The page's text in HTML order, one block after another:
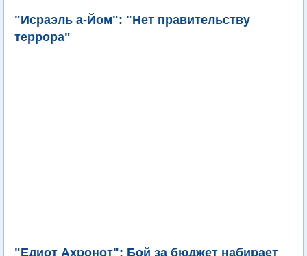
"Исраэль а-Йом": "Нет правительству
террора"
"Едиот Ахронот": Бой за бюджет набирает